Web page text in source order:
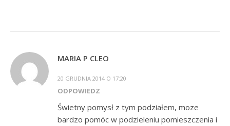
MARIA P CLEO
20 GRUDNIA 2014 O 17:20
ODPOWIEDZ
Świetny pomysł z tym podziałem, moze
bardzo pomóc w podzieleniu pomieszczenia i